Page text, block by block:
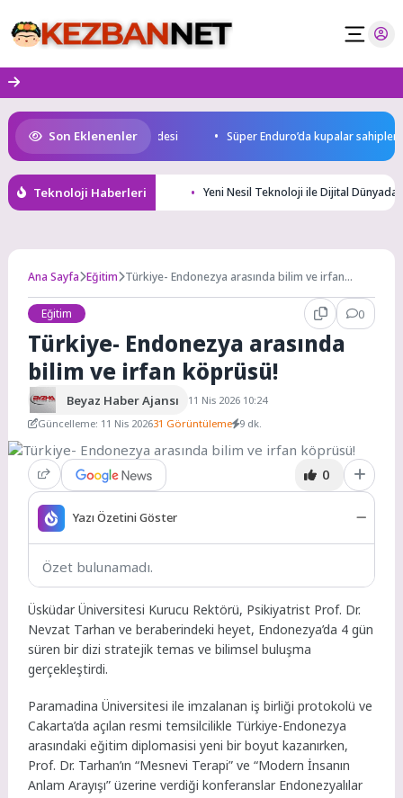
to
content
Son Eklenenler
yarışma müjdesi Süper Enduro’da kupalar sahiplerini
Teknoloji Haberleri Yeni Nesil Teknoloji ile Dijital Dünyada
Ana Sayfa Eğitim Türkiye- Endonezya arasında bilim ve irfan
Eğitim
0
Türkiye- Endonezya arasında
bilim ve irfan köprüsü!
Beyaz Haber Ajansı
11 Nis 2026 10:24
Güncelleme: 11 Nis 202631 Görüntüleme 9 dk.
0
Yazı Özetini Göster
Özet bulunamadı.
Üsküdar Üniversitesi Kurucu Rektörü, Psikiyatrist Prof. Dr.
Nevzat Tarhan ve beraberindeki heyet, Endonezya’da 4 gün
süren bir dizi stratejik temas ve bilimsel buluşma
gerçekleştirdi.
Paramadina Üniversitesi ile imzalanan iş birliği protokolü ve
Cakarta’da açılan resmi temsilcilikle Türkiye-Endonezya
arasındaki eğitim diplomasisi yeni bir boyut kazanırken,
Prof. Dr. Tarhan’ın “Mesnevi Terapi” ve “Modern İnsanın
Anlam Arayışı” üzerine verdiği konferanslar Endonezyalılar